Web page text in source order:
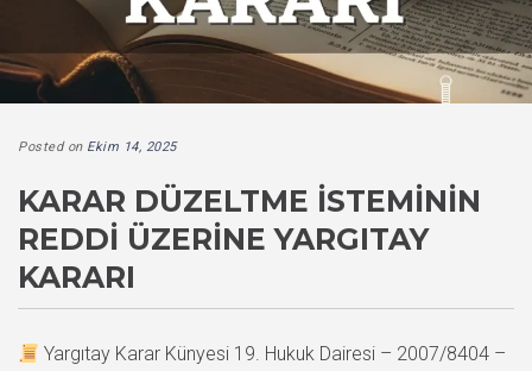
Posted on Ekim 14, 2025
KARAR DÜZELTME İSTEMININ
REDDI ÜZERINE YARGITAY
KARARI
Yargıtay Karar Künyesi 19. Hukuk Dairesi – 2007/8404 –